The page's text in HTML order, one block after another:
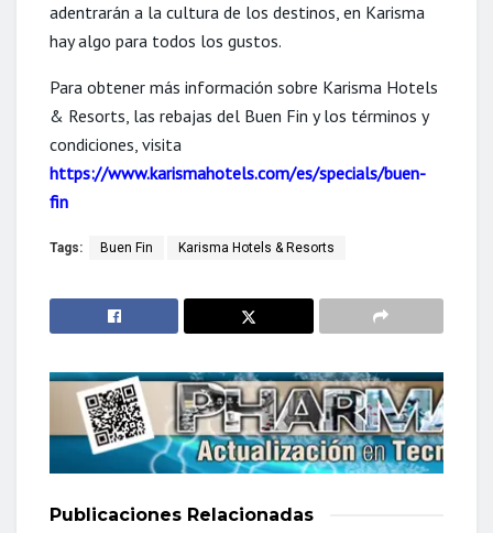
adentrarán a la cultura de los destinos, en Karisma
hay algo para todos los gustos.
Para obtener más información sobre Karisma Hotels
& Resorts, las rebajas del Buen Fin y los términos y
condiciones, visita
https://www.karismahotels.com/es/specials/buen-
fin
Tags: Buen Fin Karisma Hotels & Resorts
Publicaciones Relacionadas